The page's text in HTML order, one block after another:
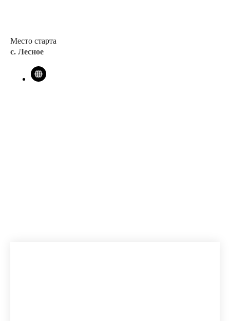
Место старта
с. Лесное